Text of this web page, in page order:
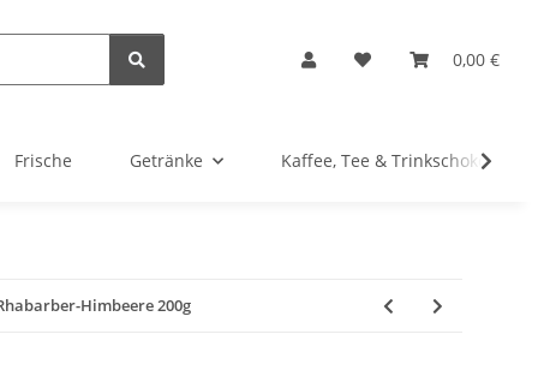
0,00 €
Frische Getränke Kaffee, Tee & Trinkschokolade
Himbeere 200g